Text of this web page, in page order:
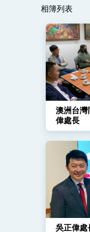
相簿列表
澳洲台灣
偉處長
吳正偉處